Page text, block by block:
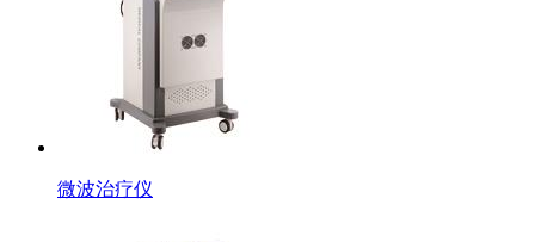
微波治疗仪